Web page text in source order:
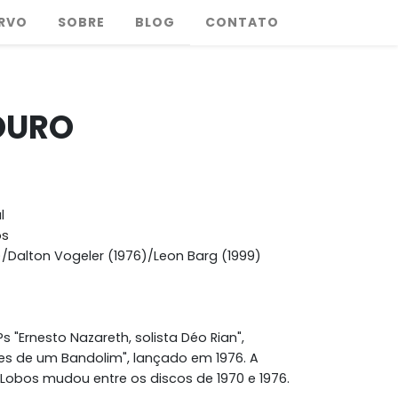
SOBRE BLOG CONTATO
Vogeler (1976)/Leon Barg (1999)
"Ernesto Nazareth, solista Déo Rian",
de um Bandolim", lançado em 1976. A
mudou entre os discos de 1970 e 1976.